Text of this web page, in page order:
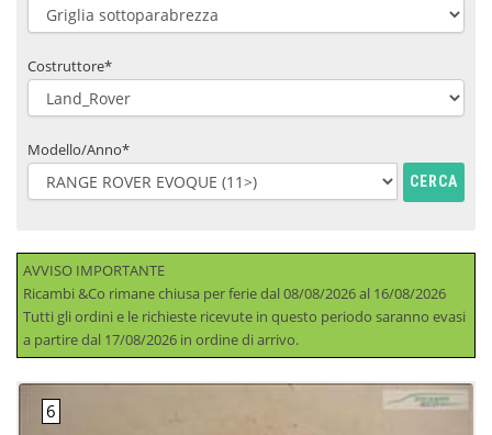
Costruttore*
Modello/Anno*
CERCA
AVVISO IMPORTANTE
Ricambi &Co rimane chiusa per ferie dal 08/08/2026 al 16/08/2026
Tutti gli ordini e le richieste ricevute in questo periodo saranno evasi
a partire dal 17/08/2026 in ordine di arrivo.